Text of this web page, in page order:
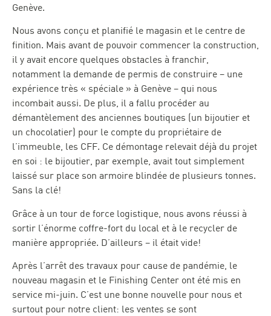
Genève.
Nous avons conçu et planifié le magasin et le centre de
finition. Mais avant de pouvoir commencer la construction,
il y avait encore quelques obstacles à franchir,
notamment la demande de permis de construire – une
expérience très « spéciale » à Genève – qui nous
incombait aussi. De plus, il a fallu procéder au
démantèlement des anciennes boutiques (un bijoutier et
un chocolatier) pour le compte du propriétaire de
l’immeuble, les CFF. Ce démontage relevait déjà du projet
en soi : le bijoutier, par exemple, avait tout simplement
laissé sur place son armoire blindée de plusieurs tonnes.
Sans la clé!
Grâce à un tour de force logistique, nous avons réussi à
sortir l’énorme coffre-fort du local et à le recycler de
manière appropriée. D’ailleurs – il était vide!
Après l’arrêt des travaux pour cause de pandémie, le
nouveau magasin et le Finishing Center ont été mis en
service mi-juin. C’est une bonne nouvelle pour nous et
surtout pour notre client: les ventes se sont